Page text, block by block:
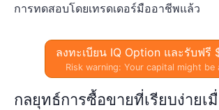
การทดสอบโดยเทรดเดอร์มืออาชีพแล้ว
ลงทะเบียน IQ Option และรับฟรี
Risk warning: Your capital might be
กลยุทธ์การซื้อขายที่เรียบง่ายเ